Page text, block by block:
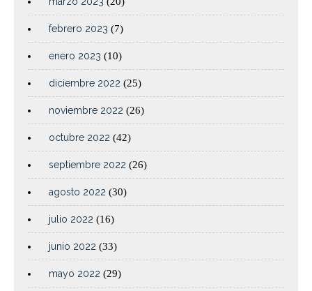
febrero 2023 (7)
enero 2023 (10)
diciembre 2022 (25)
noviembre 2022 (26)
octubre 2022 (42)
septiembre 2022 (26)
agosto 2022 (30)
julio 2022 (16)
junio 2022 (33)
mayo 2022 (29)